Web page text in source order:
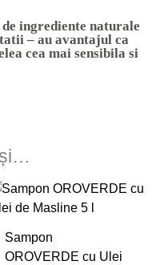
ingrediente naturale
– au avantajul ca
cea mai sensibila si
Sampon
OROVERDE cu Ulei